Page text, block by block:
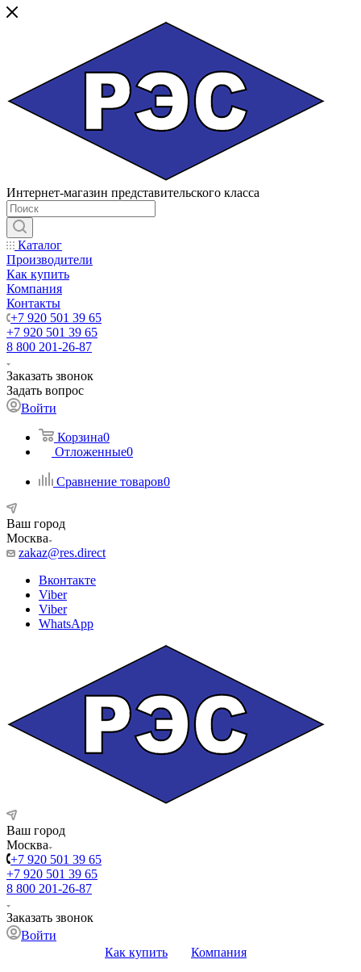
Интернет-магазин представительского класса
Каталог
Производители
Как купить
Компания
Контакты
+7 920 501 39 65
+7 920 501 39 65
8 800 201-26-87
Заказать звонок
Задать вопрос
Войти
Корзина0
Отложенные0
Сравнение товаров0
Ваш город
Москва
zakaz@res.direct
Вконтакте
Viber
Viber
WhatsApp
Ваш город
Москва
+7 920 501 39 65
+7 920 501 39 65
8 800 201-26-87
Заказать звонок
Войти
Как купить
Компания